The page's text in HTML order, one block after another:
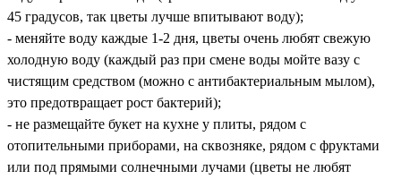
45 градусов, так цветы лучше впитывают воду);
- меняйте воду каждые 1-2 дня, цветы очень любят свежую
холодную воду (каждый раз при смене воды мойте вазу с
чистящим средством (можно с антибактериальным мылом),
это предотвращает рост бактерий);
- не размещайте букет на кухне у плиты, рядом с
отопительными приборами, на сквозняке, рядом с фруктами
или под прямыми солнечными лучами (цветы не любят